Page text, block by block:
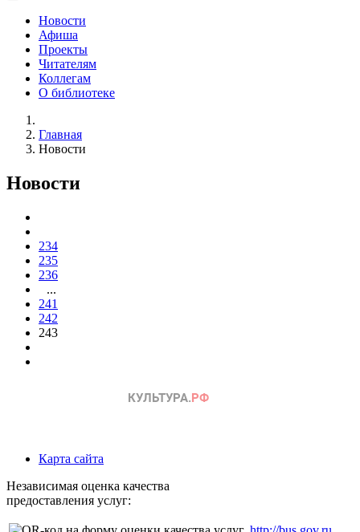
Новости
Афиша
Проекты
Читателям
Коллегам
О библиотеке
Главная
Новости
Новости
234
235
236
...
241
242
243
Карта сайта
Независимая оценка качества
предоставления услуг: